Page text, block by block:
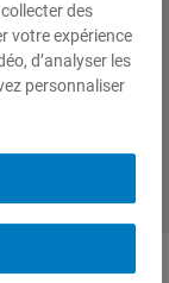
170. des
votre expérience
d’analyser les
personnaliser